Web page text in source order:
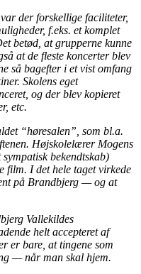
der forskellige faciliteter,
f.eks. et komplet
betød, at grupperne kunne
at de fleste koncerter blev
så bagefter i et vist omfang
Skolens eget
og der blev kopieret
etc.
“høresalen”, som bl.a.
Højskolelærer Mogens
bekendtskab)
film. I det hele taget virkede
på Brandbjerg — og at
Vallekildes
helt accepteret af
er bare, at tingene som
— når man skal hjem.